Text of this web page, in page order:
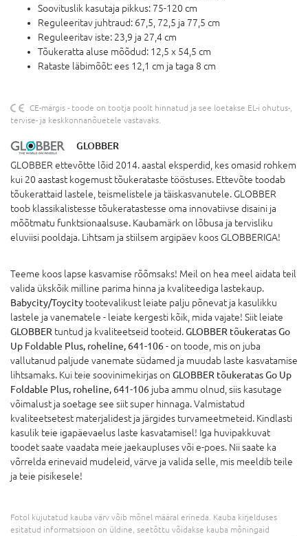
Soovituslik kasutaja pikkus: 75-120 cm
Reguleeritav juhtraud: 67,5, 72,5 ja 77,5 cm
Reguleeritav iste: 23,9 ja 27,4 cm
Tõukeratta aluse mõõdud: 12,5 x 54,5 cm
Rataste läbimõõt: ees 12,1 cm ja taga 8 cm
CE-märgis - toode on tootja poolt hinnatud ja see loetakse EL-i ohutus-,
tervise- ja keskkonnanõuetele vastavaks.
GLOBBER
GLOBBER ettevõtte lõid 2014. aastal eksperdid, kes omasid rohkem
kui 20 aastast kogemust tõukerataste tööstuses. Ettevõte toodab
tõukerattaid lastele, teismelistele ja täiskasvanutele. GLOBBER
toob klassikalistesse tõukeratastesse oma innovatiivse disaini ja
mõõtmatu funktsionaalsuse. Kaubamärk on lõbusa ja tervisliku
eluviisi pooldaja. Lihtsam ja stiilsem argipäev koos GLOBBERIGA!
Teeme koos lapse kasvamise rõõmsaks! Meil on hea meel aidata teil
valida ükskõik milline parima hinna ja kvaliteediga lastekaup.
Babycity/Toycity tootevalikust leiate palju põnevat ja kasulikku
lastele ja vanematele - leiate kergesti kõik, mida vajate! Siit leiate
GLOBBER tuntud ja kvaliteetseid tooteid.GLOBBER tõukeratas Go
Up Foldable Plus, roheline, 641-106- on toode, mis on juba
vallutanud paljude vanemate südamed ja muudab laste kasvatamise
lihtsamaks. Kui teie soovinimekirjas on GLOBBER tõukeratas Go Up
Foldable Plus, roheline, 641-106 juba ammu olnud, siis kasutage
võimalust ja soetage see siit super hinnaga. Valmistatud
kvaliteetsetest materjalidest ja järgides turvameetmeteid. Kindlasti
kasulik teie igapäevaelus laste kasvatamisel! Iga huvipakkuvat
toodet saate vaadata meie jaekaupluses või e-poes. Nii saate ka
võrrelda erinevaid mudeleid, värve ja valida selle, mis meeldib teile
ja teie pisikesele!
Fotol kujutatud kauba värv võib mõnel määral erineda. Kauba kirjelduses
esitatud informatsioon on üldine, seetõttu võidakse kauba mõningaid